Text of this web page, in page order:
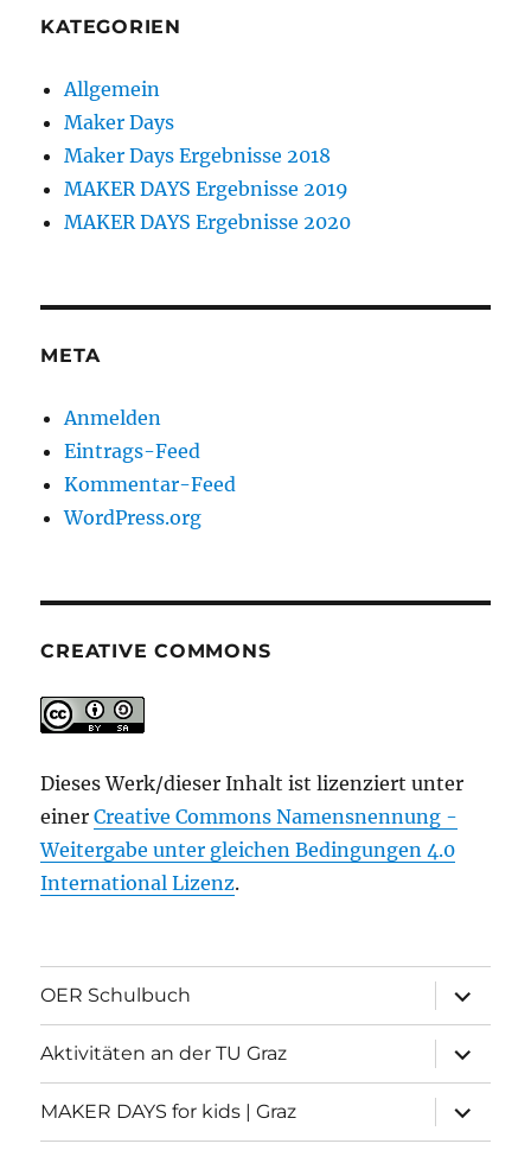
KATEGORIEN
Allgemein
Maker Days
Maker Days Ergebnisse 2018
MAKER DAYS Ergebnisse 2019
MAKER DAYS Ergebnisse 2020
META
Anmelden
Eintrags-Feed
Kommentar-Feed
WordPress.org
CREATIVE COMMONS
Dieses Werk/dieser Inhalt ist lizenziert unter
einerCreative Commons Namensnennung -
Weitergabe unter gleichen Bedingungen 4.0
International Lizenz.
OER Schulbuch
öffnen
Aktivitäten an der TU Graz
öffnen
MAKER DAYS for kids | Graz
öffnen